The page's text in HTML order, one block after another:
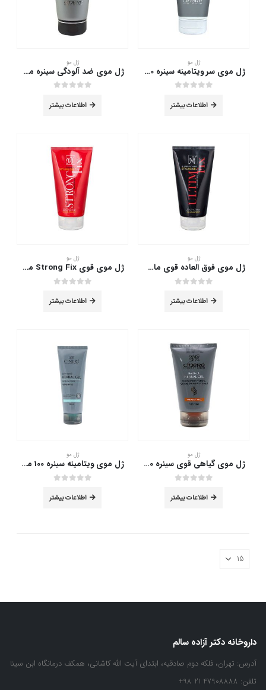
ژل مو
ژل موی سر ویتامینه سینره 150 میلی لیتر
اطلاعات بیشتر
ژل مو
ژل موی ضد آلودگی سینره مخصوص آقایان 150 میلی لیتر
اطلاعات بیشتر
ژل مو
ژل موی فوق العاده قوی مای 150 میلی لیتر
اطلاعات بیشتر
ژل مو
ژل موی قوی Strong Fix مای 150 میلی لیتر
اطلاعات بیشتر
ژل مو
ژل موی گیاهی قوی سینره 150 میلی لیتر
اطلاعات بیشتر
ژل مو
ژل موی ویتامینه سینره 100 میلی لیتر
اطلاعات بیشتر
داروخانه دکتر آزاده سالم
آدرس: تهران، فلکه دوم صادقیه، ابتدای آیت الله کاشانی، همکف درمانگاه ابن سینا
تلفن: 47908888 21 98+